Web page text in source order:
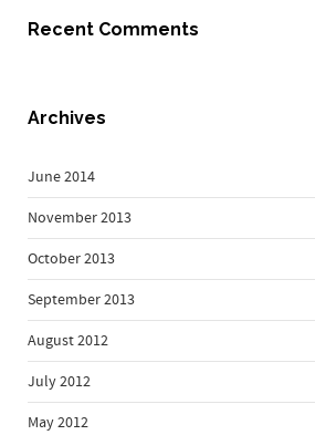
Recent Comments
Archives
June 2014
November 2013
October 2013
September 2013
August 2012
July 2012
May 2012